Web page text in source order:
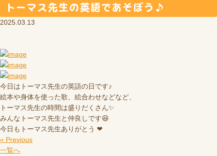
トーマス先生の英語であそぼう♪
2025.03.13
今日はトーマス先生の英語の日です♪
絵本や身体を使った歌、絵合わせなどなど、
トーマス先生の時間は盛りだくさん✨
みんなトーマス先生と仲良しです😆
今日もトーマス先生ありがとう ❤
« Previous
一覧へ